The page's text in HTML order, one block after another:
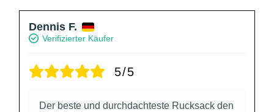
Dennis F.
Verifizierter Käufer
5/5
Der beste und durchdachteste Rucksack den